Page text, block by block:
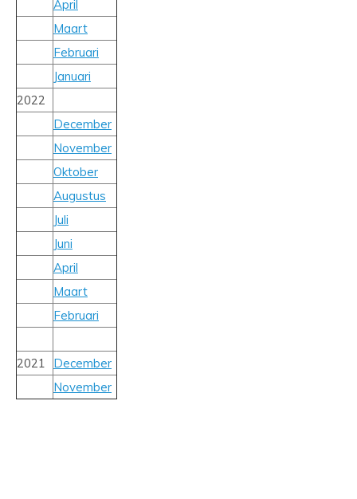
April
Maart
Februari
Januari
2022
December
November
Oktober
Augustus
Juli
Juni
April
Maart
Februari
2021
December
November